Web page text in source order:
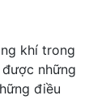
khí trong
những
điều